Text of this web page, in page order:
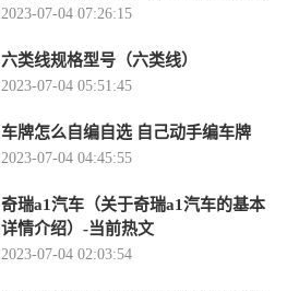
2023-07-04 07:26:15
六类线规格型号（六类线）
2023-07-04 05:51:45
车牌怎么自编自选 自己动手编车牌
2023-07-04 04:45:55
奇瑞a1汽车（关于奇瑞a1汽车的基本
详情介绍）-当前热文
2023-07-04 02:03:54